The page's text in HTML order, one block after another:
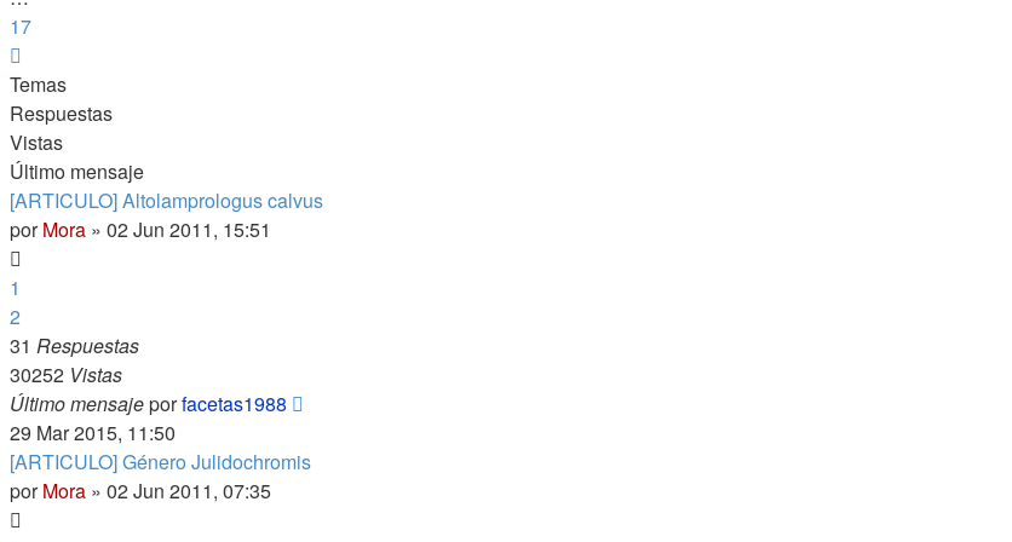
17
Temas
Respuestas
Vistas
Último mensaje
[ARTICULO] Altolamprologus calvus
porMora » 02 Jun 2011, 15:51
1
2
31 Respuestas
30252 Vistas
Último mensajeporfacetas1988
29 Mar 2015, 11:50
[ARTICULO] Género Julidochromis
porMora » 02 Jun 2011, 07:35